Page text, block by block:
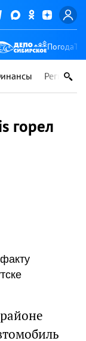
Погода
Регионы
горел